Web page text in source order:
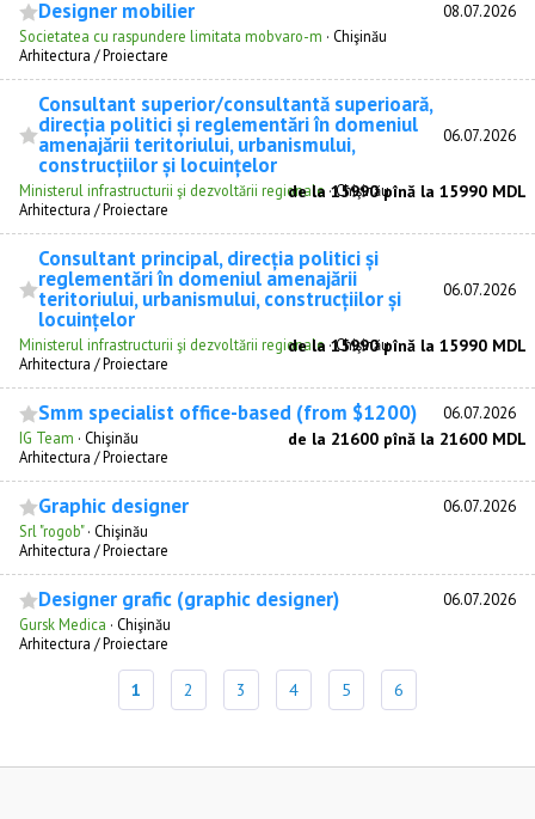
Designer mobilier 08.07.2026
Societatea cu raspundere limitata mobvaro-m · Chişinău
Arhitectura / Proiectare
Consultant superior/consultantă superioară,
direcția politici și reglementări în domeniul
amenajării teritoriului, urbanismului,
construcțiilor și locuințelor
06.07.2026
Ministerul infrastructurii şi dezvoltării regionale ·Chişinău
de la 15990 pînă la 15990 MDL
Arhitectura / Proiectare
Consultant principal, direcția politici și
reglementări în domeniul amenajării
teritoriului, urbanismului, construcțiilor și
locuințelor
06.07.2026
Ministerul infrastructurii şi dezvoltării regionale ·Chişinău
de la 15990 pînă la 15990 MDL
Arhitectura / Proiectare
Smm specialist office-based (from $1200) 06.07.2026
IG Team · Chişinău de la 21600 pînă la 21600 MDL
Arhitectura / Proiectare
Graphic designer 06.07.2026
Srl "rogob"· Chişinău
Arhitectura / Proiectare
Designer grafic (graphic designer) 06.07.2026
Gursk Medica · Chişinău
Arhitectura / Proiectare
1 2 3 4 5 6